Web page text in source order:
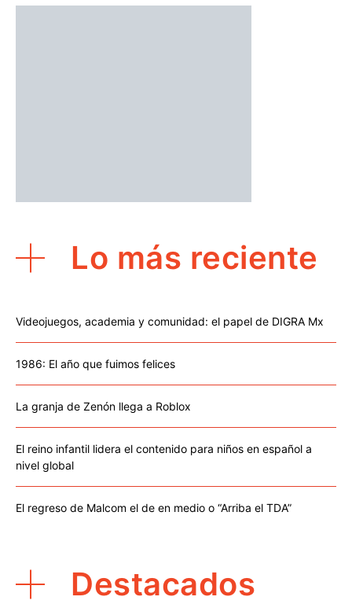
Lo más reciente
Videojuegos, academia y comunidad: el papel de DIGRA Mx
1986: El año que fuimos felices
La granja de Zenón llega a Roblox
El reino infantil lidera el contenido para niños en español a
nivel global
El regreso de Malcom el de en medio o “Arriba el TDA”
Destacados